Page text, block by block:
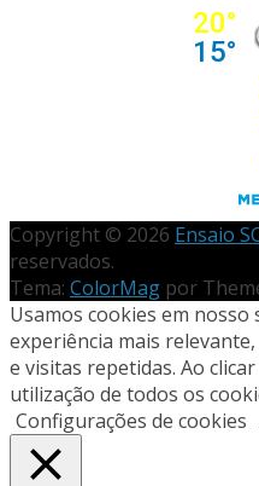
Copyright © 2026 Ensaio
reservados.
Tema: ColorMag por
Usamos cookies em
experiência mais
e visitas repetidas. Ao
utilização de todos os
Configurações de cookies